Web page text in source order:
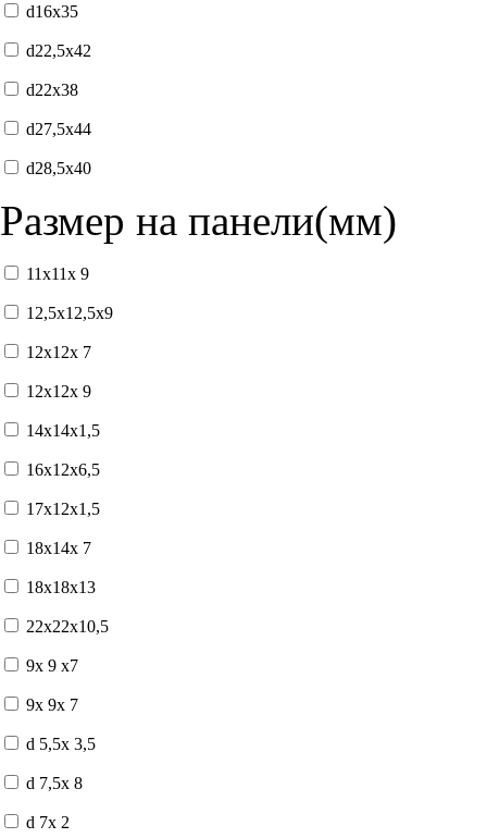
d16x35
d22,5x42
d22x38
d27,5x44
d28,5x40
Размер на панели(мм)
11x11x 9
12,5x12,5x9
12x12x 7
12x12x 9
14x14x1,5
16x12x6,5
17x12x1,5
18x14x 7
18x18x13
22x22x10,5
9x 9 x7
9x 9x 7
d 5,5x 3,5
d 7,5x 8
d 7x 2